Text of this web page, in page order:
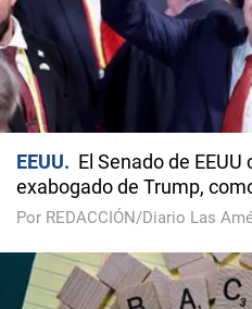
EEUU
El Senado de
exabogado de Trump,
Por REDACCIÓN/Diario Las